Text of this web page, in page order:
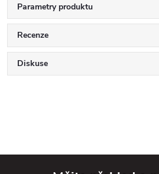
Parametry produktu
Recenze
Diskuse